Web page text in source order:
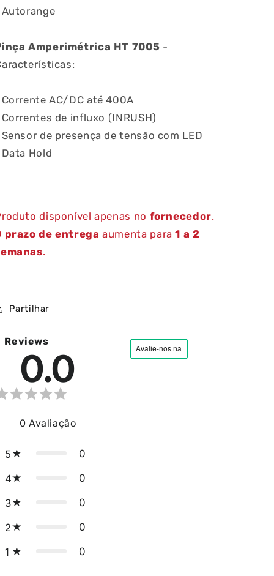
Autorange
Amperimétrica HT 7005 -
Corrente AC/DC até 400A
Correntes de influxo (INRUSH)
Sensor de presença de tensão com LED
Data Hold
disponível apenas no fornecedor.
prazo de entrega aumenta para1 a 2
.
Partilhar
Reviews
0.0
0 Avaliação
5 0
4 0
3 0
2 0
1 0